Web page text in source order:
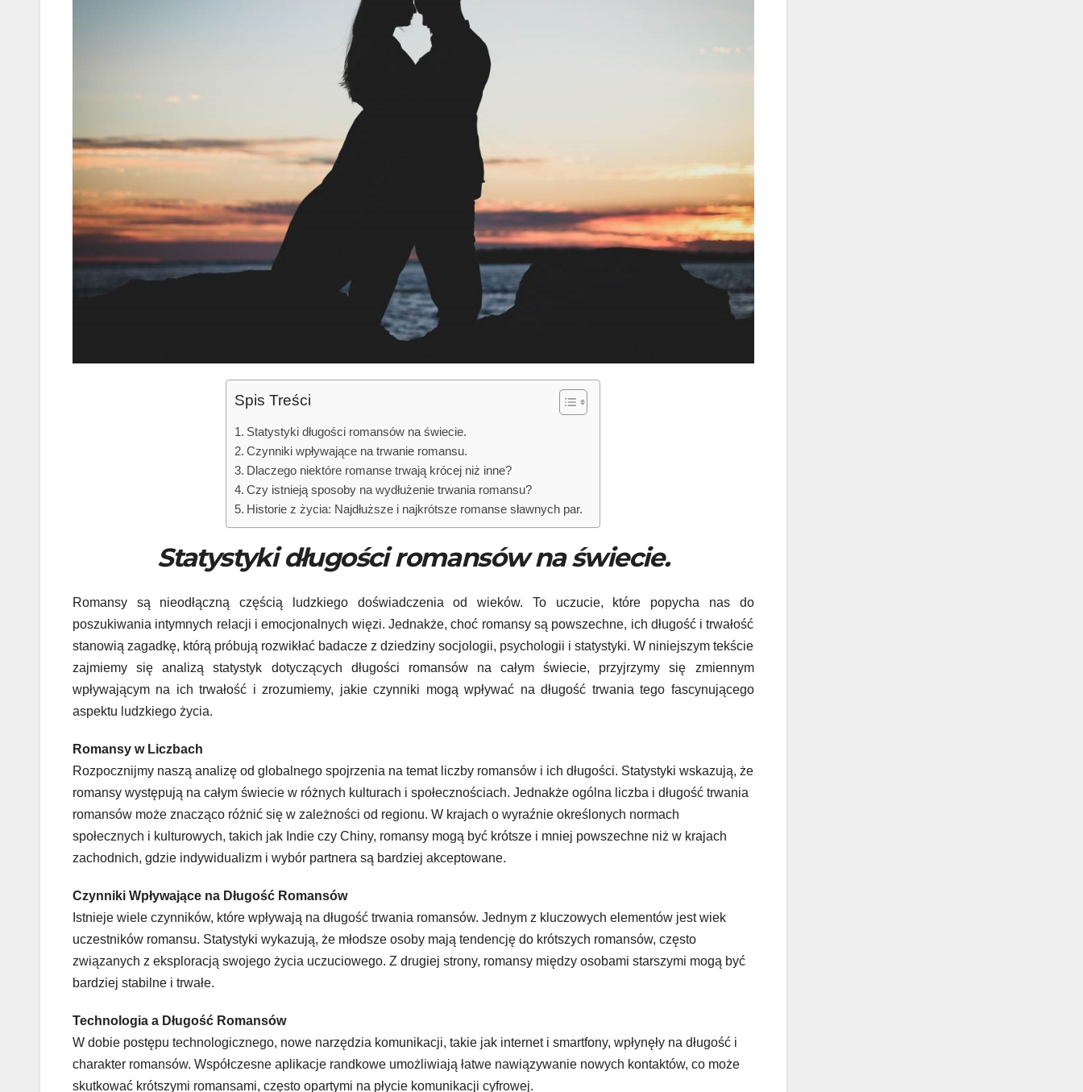
Spis Treści
Statystyki długości romansów na świecie.
Czynniki wpływające na trwanie romansu.
Dlaczego niektóre romanse trwają krócej niż inne?
Czy istnieją sposoby na wydłużenie trwania romansu?
Historie z życia: Najdłuższe i najkrótsze romanse sławnych par.
Statystyki długości romansów na świecie.
Romansy są nieodłączną częścią ludzkiego doświadczenia od wieków. To uczucie, które popycha nas do
poszukiwania intymnych relacji i emocjonalnych więzi. Jednakże, choć romansy są powszechne, ich długość i trwałość
stanowią zagadkę, którą próbują rozwikłać badacze z dziedziny socjologii, psychologii i statystyki. W niniejszym tekście
zajmiemy się analizą statystyk dotyczących długości romansów na całym świecie, przyjrzymy się zmiennym
wpływającym na ich trwałość i zrozumiemy, jakie czynniki mogą wpływać na długość trwania tego fascynującego
aspektu ludzkiego życia.
Romansy w Liczbach
Rozpocznijmy naszą analizę od globalnego spojrzenia na temat liczby romansów i ich długości. Statystyki wskazują, że
romansy występują na całym świecie w różnych kulturach i społecznościach. Jednakże ogólna liczba i długość trwania
romansów może znacząco różnić się w zależności od regionu. W krajach o wyraźnie określonych normach
społecznych i kulturowych, takich jak Indie czy Chiny, romansy mogą być krótsze i mniej powszechne niż w krajach
zachodnich, gdzie indywidualizm i wybór partnera są bardziej akceptowane.
Czynniki Wpływające na Długość Romansów
Istnieje wiele czynników, które wpływają na długość trwania romansów. Jednym z kluczowych elementów jest wiek
uczestników romansu. Statystyki wykazują, że młodsze osoby mają tendencję do krótszych romansów, często
związanych z eksploracją swojego życia uczuciowego. Z drugiej strony, romansy między osobami starszymi mogą być
bardziej stabilne i trwałe.
Technologia a Długość Romansów
W dobie postępu technologicznego, nowe narzędzia komunikacji, takie jak internet i smartfony, wpłynęły na długość i
charakter romansów. Współczesne aplikacje randkowe umożliwiają łatwe nawiązywanie nowych kontaktów, co może
skutkować krótszymi romansami, często opartymi na płycie komunikacji cyfrowej.